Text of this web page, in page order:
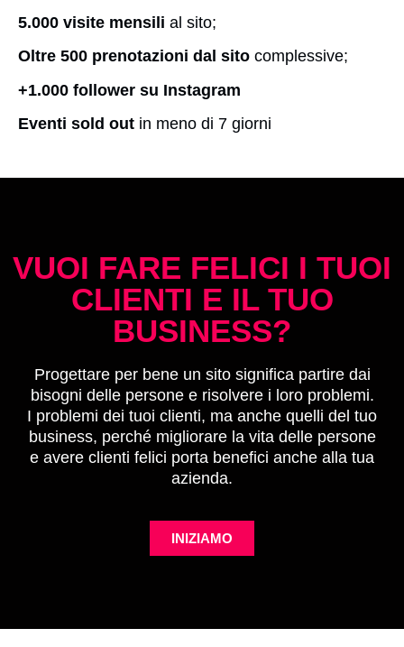
5.000 visite mensili al sito;
Oltre 500 prenotazioni dal sito complessive;
+1.000 follower su Instagram
Eventi sold out in meno di 7 giorni
VUOI FARE FELICI I TUOI
CLIENTI E IL TUO
BUSINESS?
Progettare per bene un sito significa partire dai
bisogni delle persone e risolvere i loro problemi.
I problemi dei tuoi clienti, ma anche quelli del tuo
business, perché migliorare la vita delle persone
e avere clienti felici porta benefici anche alla tua
azienda.
INIZIAMO